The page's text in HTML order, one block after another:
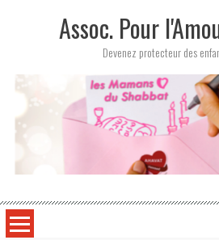
Assoc. Pour
Devenez protecteur des